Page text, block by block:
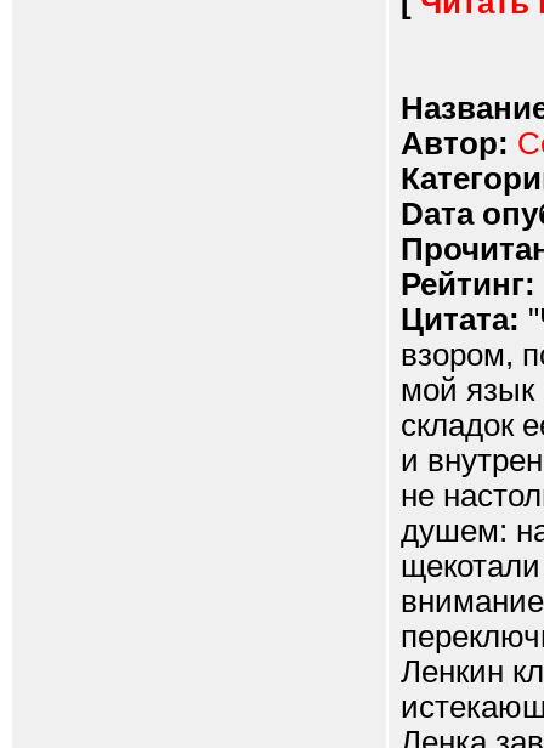
Автор:
Dата
Рейтинг:
Цитата:
взором,
мой язык
складок
и
не
душем:
Ленкин